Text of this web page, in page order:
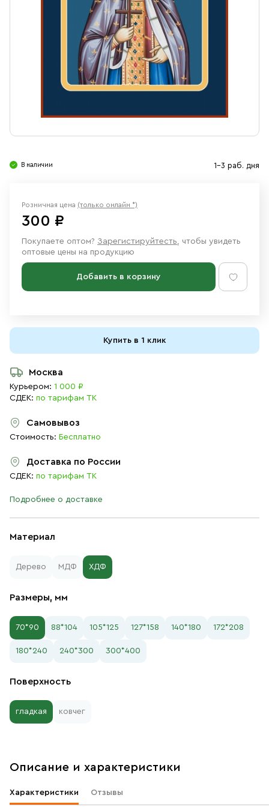
Ювелирные изделия
В наличии 1-3 раб. дня
Материал
Дерево МДФ ХДФ
Размеры, мм
70*90 88*104 105*125 127*158 140*180 172*208
180*240 240*300 300*400
Поверхность
гладкая ковчег
Розничная цена (только онлайн *)
300 ₽
Покупаете оптом? Зарегистируйтесть, чтобы увидеть
оптовые цены на продукцию
Добавить в корзину
Купить в 1 клик
Москва
Курьером: 1 000 ₽
СДЕК: по тарифам ТК
Самовывоз
Стоимость: Бесплатно
Доставка по России
СДЕК: по тарифам ТК
Подробнее о доставке
Описание и характеристики
Характеристики Отзывы